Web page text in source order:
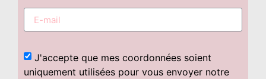
J'accepte que mes coordonnées soient
uniquement utilisées pour vous envoyer notre